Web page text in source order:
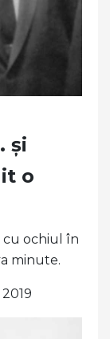
și
o
cu ochiul în
minute.